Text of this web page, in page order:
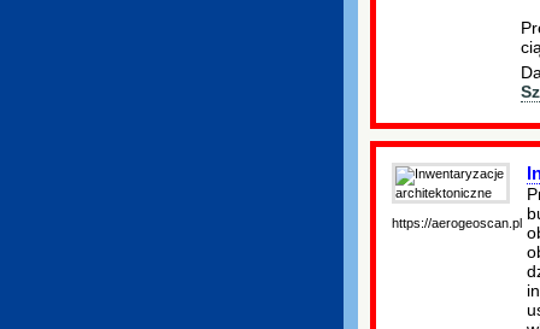
https://aerogeoscan.pl